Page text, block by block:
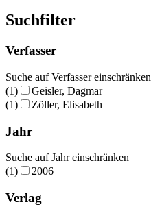
Suchfilter
Verfasser
Suche auf Verfasser einschränken
(1)
Geisler, Dagmar
(1)
Zöller, Elisabeth
Jahr
Suche auf Jahr einschränken
(1)
2006
Verlag